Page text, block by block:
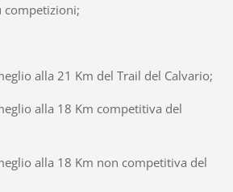
competizioni;
alla 21 Km del Trail del Calvario;
alla 18 Km competitiva del
alla 18 Km non competitiva del